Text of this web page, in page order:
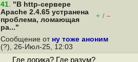
41. "В http-сервере
Apache 2.4.65 устранена
проблема, ломающая
ра..."
+ / –
Сообщение от ну тоже аноним
(?), 26-Июл-25, 12:03
Где логика? Где разум?